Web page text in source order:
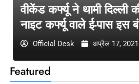
Featured
वीकेंड कर्फ्यू ने थामी दिल्ली
नाइट कर्फ्यू वाले ई-पास इस
Official Desk अप्रैल 17, 2021